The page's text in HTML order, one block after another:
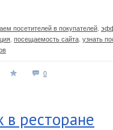
посетителей в покупателей
посещаемость сайта узнать
0
ресторане